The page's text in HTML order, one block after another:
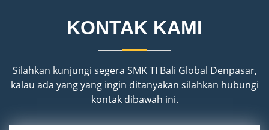
KONTAK KAMI
Silahkan kunjungi segera SMK TI Bali Global Denpasar,
kalau ada yang yang ingin ditanyakan silahkan hubungi
kontak dibawah ini.